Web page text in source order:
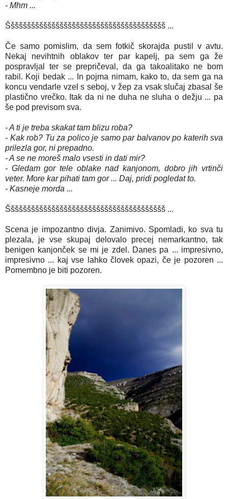
- Mhm ...
Ššššššššššššššššššššššššššššššššššššššš ...
Če samo pomislim, da sem fotkič skorajda pustil v avtu.
Nekaj nevihtnih oblakov ter par kapelj, pa sem ga že
pospravljal ter se prepričeval, da ga takoalitako ne bom
rabil. Koji bedak ... In pojma nimam, kako to, da sem ga na
koncu vendarle vzel s seboj, v žep za vsak slučaj zbasal še
plastično vrečko. Itak da ni ne duha ne sluha o dežju ... pa
še pod previsom sva.
- A ti je treba skakat tam blizu roba?
- Kak rob? Tu za polico je samo par balvanov po katerih sva
prilezla gor, ni prepadno.
- A se ne moreš malo vsesti in dati mir?
- Gledam gor tele oblake nad kanjonom, dobro jih vrtinči
veter. More kar pihati tam gor ... Daj, pridi pogledat to.
- Kasneje morda ...
Ššššššššššššššššššššššššššššššššššššššš ...
Scena je impozantno divja. Zanimivo. Spomladi, ko sva tu
plezala, je vse skupaj delovalo precej nemarkantno, tak
benigen kanjonček se mi je zdel. Danes pa ... impresivno,
impresivno ... kaj vse lahko človek opazi, če je pozoren ...
Pomembno je biti pozoren.